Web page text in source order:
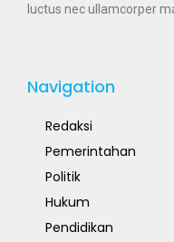
luctus nec ullamcorper
Navigation
Redaksi
Pemerintahan
Politik
Hukum
Pendidikan